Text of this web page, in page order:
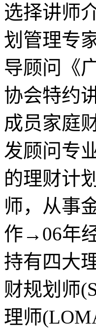
选择讲师
划管理专
导顾问《
协会特约
成员家庭
发顾问专
的理财计
师，从事
作→06年
持有四大
财规划师
理师